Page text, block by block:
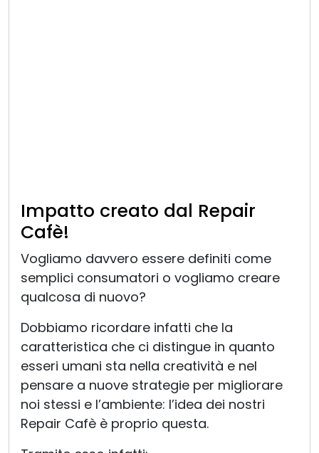
Impatto creato dal Repair
Cafè!
Vogliamo davvero essere definiti come
semplici consumatori o vogliamo creare
qualcosa di nuovo?
Dobbiamo ricordare infatti che la
caratteristica che ci distingue in quanto
esseri umani sta nella creatività e nel
pensare a nuove strategie per migliorare
noi stessi e l’ambiente: l’idea dei nostri
Repair Cafè è proprio questa.